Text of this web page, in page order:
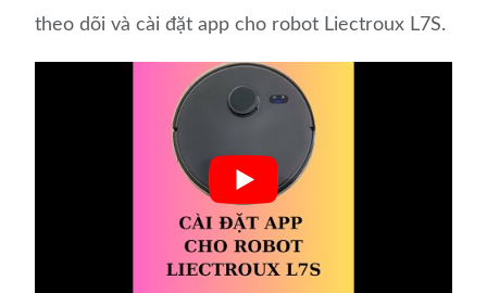
theo dõi và cài đặt app cho robot Liectroux L7S.